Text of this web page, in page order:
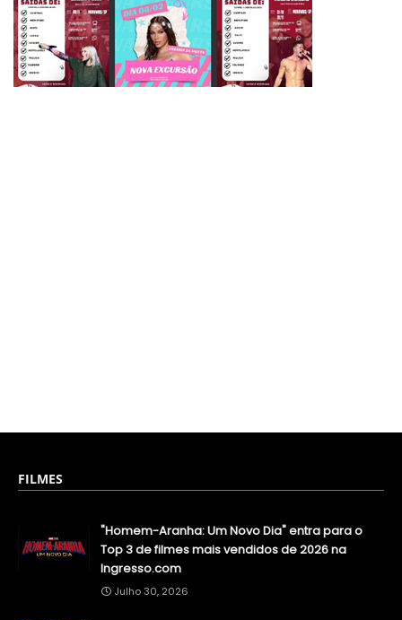
FILMES
"Homem-Aranha: Um Novo Dia" entra para o
Top 3 de filmes mais vendidos de 2026 na
Ingresso.com
Julho 30, 2026